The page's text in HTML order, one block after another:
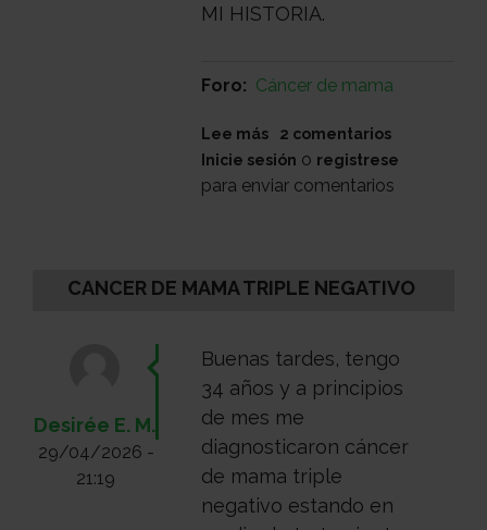
MI HISTORIA.
Foro Cáncer de mama
Lee más sobre
BIOPSIA
MAMA
2 comentarios
Inicie sesión o registrese
para enviar comentarios
CANCER DE MAMA TRIPLE NEGATIVO
Desirée E. M.
29/04/2026 -
21:19
Buenas tardes, tengo
34 años y a principios
de mes me
diagnosticaron cáncer
de mama triple
negativo estando en